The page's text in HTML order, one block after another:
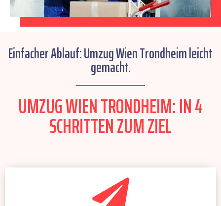
Einfacher Ablauf: Umzug Wien Trondheim leicht
gemacht.
UMZUG WIEN TRONDHEIM: IN 4
SCHRITTEN ZUM ZIEL